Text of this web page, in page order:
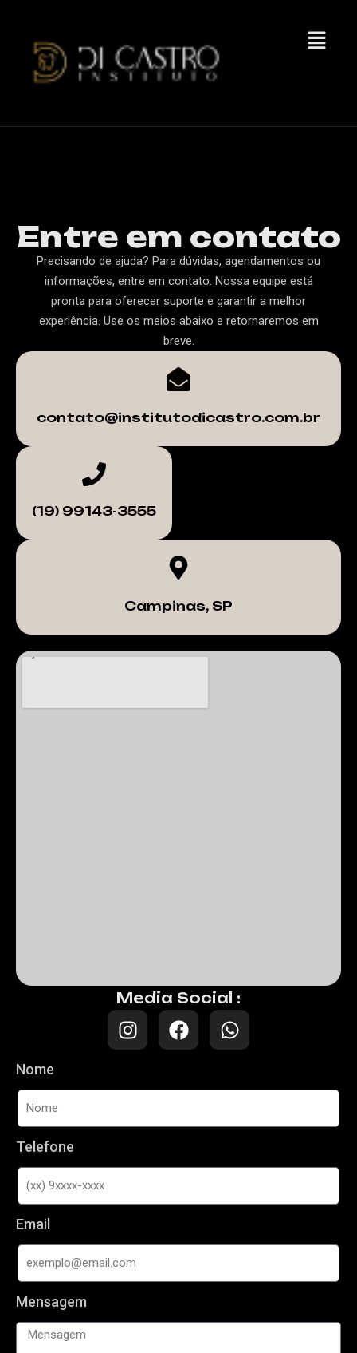
Entre em contato
Precisando de ajuda? Para dúvidas, agendamentos ou
informações, entre em contato. Nossa equipe está
pronta para oferecer suporte e garantir a melhor
experiência. Use os meios abaixo e retornaremos em
breve.
contato@institutodicastro.com.br
(19) 99143-3555
Campinas, SP
Media Social :
Nome
Telefone
Email
Mensagem